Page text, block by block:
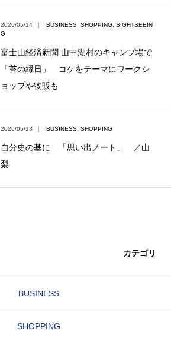
2026/05/14 ｜ BUSINESS SHOPPING
SIGHTSEEIN
G
富士山経済新聞 山中湖村のキャンプ場で
「苔の縁日」 コケをテーマにワークシ
ョップや物販も
2026/05/13 ｜ BUSINESS SHOPPING
自分史の基に 「思い出ノート」 ／山
梨
カテゴリ
BUSINESS
SHOPPING